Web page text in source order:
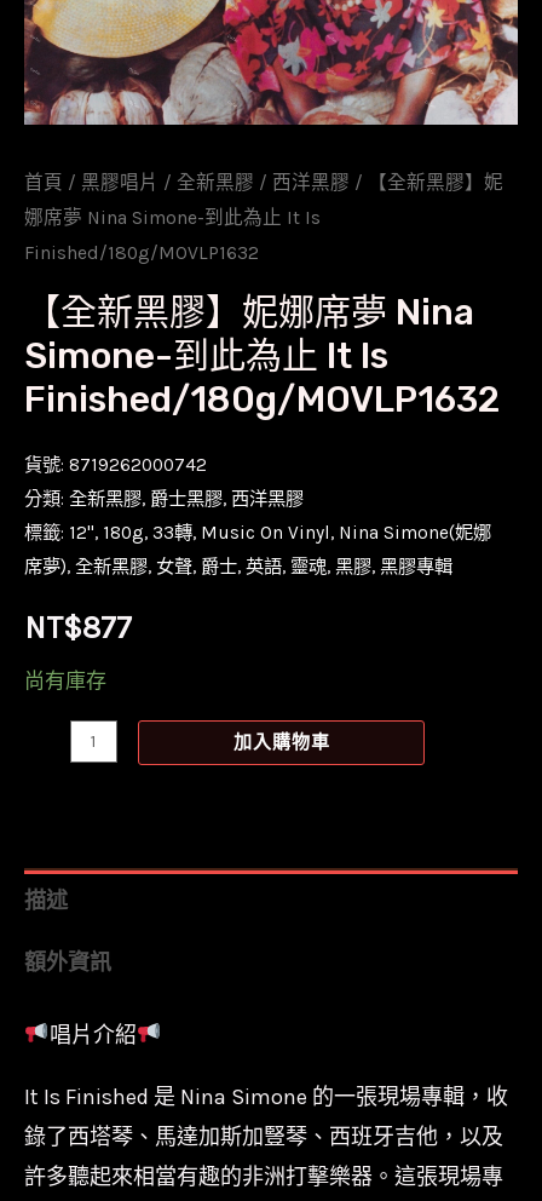
首頁 / 黑膠唱片 / 全新黑膠 / 西洋黑膠 / 【全新黑膠】妮
娜席夢 Nina Simone-到此為止 It Is
Finished/180g/MOVLP1632
【全新黑膠】妮娜席夢 Nina
Simone-到此為止 It Is
Finished/180g/MOVLP1632
貨號: 8719262000742
分類: 全新黑膠, 爵士黑膠, 西洋黑膠
標籤: 12'', 180g, 33轉, Music On Vinyl, Nina Simone(妮娜
席夢), 全新黑膠, 女聲, 爵士, 英語, 靈魂, 黑膠, 黑膠專輯
NT$877
尚有庫存
妮
席
Nina
到
此
為
加入購物車
描述
額外資訊
唱片介紹
It Is Finished 是 Nina Simone 的一張現場專輯，收
錄了西塔琴、馬達加斯加豎琴、西班牙吉他，以及
許多聽起來相當有趣的非洲打擊樂器。這張現場專